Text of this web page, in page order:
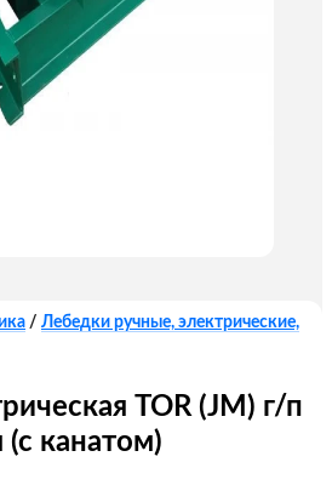
/ Лебедки ручные, электрические,
TOR (JM) г/п
канатом)